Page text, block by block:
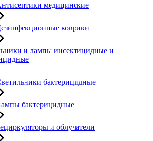
медицинские
коврики
и лампы инсектицидные и
бактерицидные
бактерицидные
и облучатели